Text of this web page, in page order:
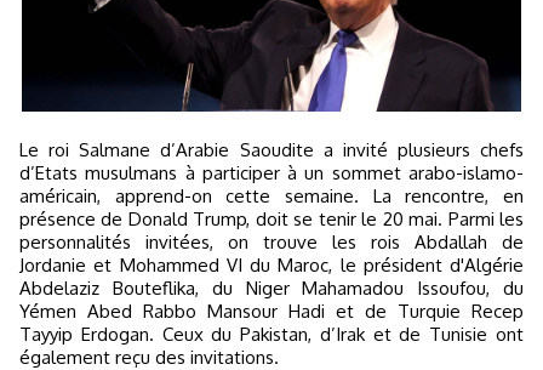
Le roi Salmane d’Arabie Saoudite a invité plusieurs chefs
d’Etats musulmans à participer à un sommet arabo-islamo-
américain, apprend-on cette semaine. La rencontre, en
présence de Donald Trump, doit se tenir le 20 mai. Parmi les
personnalités invitées, on trouve les rois Abdallah de
Jordanie et Mohammed VI du Maroc, le président d'Algérie
Abdelaziz Bouteflika, du Niger Mahamadou Issoufou, du
Yémen Abed Rabbo Mansour Hadi et de Turquie Recep
Tayyip Erdogan. Ceux du Pakistan, d’Irak et de Tunisie ont
également reçu des invitations.